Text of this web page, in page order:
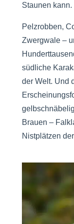
Staunen kann.
Pelzrobben,
Zwergwale –
südliche
der Welt. Und
Brauen –
Nistplätzen